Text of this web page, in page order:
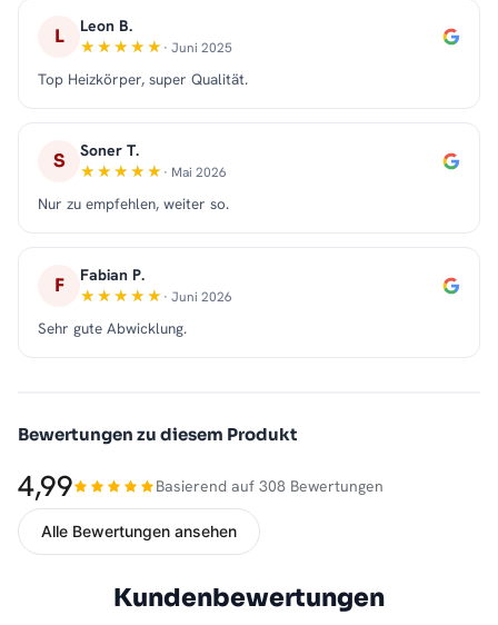
L Leon B.
· Juni 2025
Top Heizkörper, super Qualität.
S Soner T.
· Mai 2026
Nur zu empfehlen, weiter so.
F Fabian P.
· Juni 2026
Sehr gute Abwicklung.
Bewertungen zu diesem Produkt
4,99 Basierend auf 308 Bewertungen
Alle Bewertungen ansehen
Kundenbewertungen